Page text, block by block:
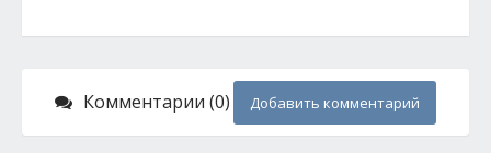
Комментарии (0) Добавить комментарий